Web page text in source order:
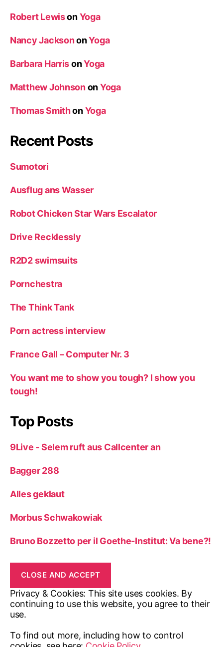
Robert LewisonYoga
Nancy JacksononYoga
Barbara HarrisonYoga
Matthew JohnsononYoga
Thomas SmithonYoga
Recent Posts
Sumotori
Ausflug ans Wasser
Robot Chicken Star Wars Escalator
Drive Recklessly
R2D2 swimsuits
Pornchestra
The Think Tank
Porn actress interview
France Gall – Computer Nr. 3
You want me to show you tough? I show you
tough!
Top Posts
9Live - Selem ruft aus Callcenter an
Bagger 288
Alles geklaut
Morbus Schwakowiak
Bruno Bozzetto per il Goethe-Institut: Va bene?!
Privacy & Cookies: This site uses cookies. By
continuing to use this website, you agree to their
use.
To find out more, including how to control